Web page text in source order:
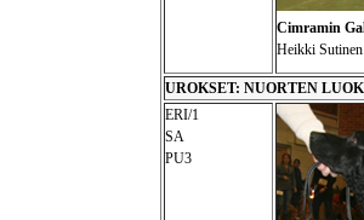
Cimramin
Heikki Sutinen
UROKSET: NUORTEN
ERI/1
SA
PU3